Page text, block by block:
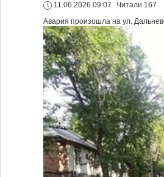
11.06.2026 09:07
Читали 167
Авария произошла на ул.